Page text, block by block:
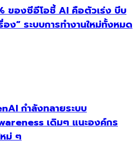
ของซีอีโอชี้ AI คือตัวเร่ง บีบ
ง” ระบบการทำงานใหม่ทั้งหมด
กำลังทลายระบบ
เดิมๆ แนะองค์กร
ม่ ๆ